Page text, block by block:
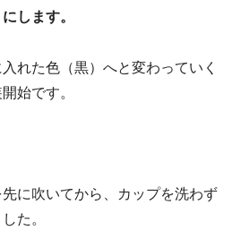
します。
れた色（黒）へと変わっていく
始です。
に吹いてから、カップを洗わず
た。